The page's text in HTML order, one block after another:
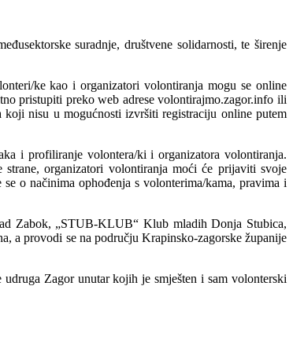
suradnje, društvene solidarnosti, te širenje
ke kao i organizatori volontiranja mogu se online
pristupiti preko web adrese volontirajmo.zagor.info ili
nisu u mogućnosti izvršiti registraciju online putem
i profiliranje volontera/ki i organizatora volontiranja.
organizatori volontiranja moći će prijaviti svoje
o načinima ophođenja s volonterima/kama, pravima i
Zabok, „STUB-KLUB“ Klub mladih Donja Stubica,
a provodi se na području Krapinsko-zagorske županije
Zagor unutar kojih je smješten i sam volonterski